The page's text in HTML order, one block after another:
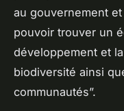
au gouvernement
pouvoir trouver un
développement et
biodiversité ainsi
communautés”.